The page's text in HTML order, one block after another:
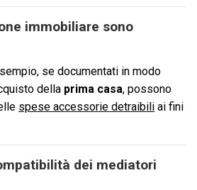
immobiliare sono
se documentati in modo
della prima casa, possono
spese accessorie detraibili ai fini
dei mediatori